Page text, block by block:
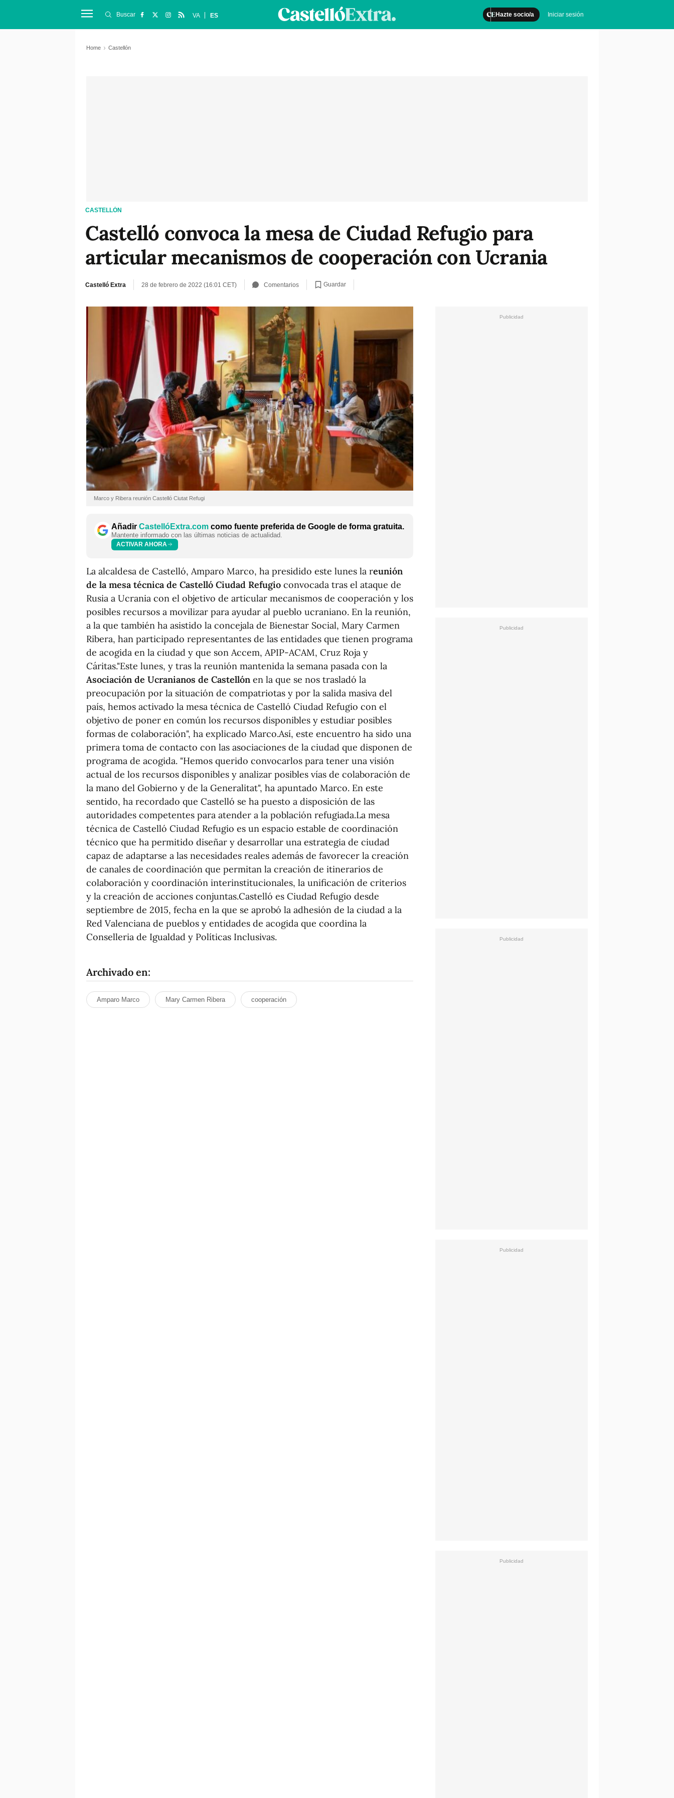
Hazte socio/a Iniciar sesión
Buscar VA ES
Home Castellón
CASTELLÓN
Castelló convoca la mesa de Ciudad Refugio para
articular mecanismos de cooperación con Ucrania
Castelló Extra 28 de febrero de 2022 (16:01 CET) Comentarios Guardar
Marco y Ribera reunión Castelló Ciutat Refugi
Añadir CastellóExtra.com como fuente preferida de Google de forma gratuita.
Mantente informado con las últimas noticias de actualidad.
ACTIVAR AHORA
La alcaldesa de Castelló, Amparo Marco, ha presidido este lunes la reunión
de la mesa técnica de Castelló Ciudad Refugio convocada tras el ataque de
Rusia a Ucrania con el objetivo de articular mecanismos de cooperación y los
posibles recursos a movilizar para ayudar al pueblo ucraniano. En la reunión,
a la que también ha asistido la concejala de Bienestar Social, Mary Carmen
Ribera, han participado representantes de las entidades que tienen programa
de acogida en la ciudad y que son Accem, APIP-ACAM, Cruz Roja y
Cáritas."Este lunes, y tras la reunión mantenida la semana pasada con la
Asociación de Ucranianos de Castellón en la que se nos trasladó la
preocupación por la situación de compatriotas y por la salida masiva del
país, hemos activado la mesa técnica de Castelló Ciudad Refugio con el
objetivo de poner en común los recursos disponibles y estudiar posibles
formas de colaboración", ha explicado Marco.Así, este encuentro ha sido una
primera toma de contacto con las asociaciones de la ciudad que disponen de
programa de acogida. "Hemos querido convocarlos para tener una visión
actual de los recursos disponibles y analizar posibles vías de colaboración de
la mano del Gobierno y de la Generalitat", ha apuntado Marco. En este
sentido, ha recordado que Castelló se ha puesto a disposición de las
autoridades competentes para atender a la población refugiada.La mesa
técnica de Castelló Ciudad Refugio es un espacio estable de coordinación
técnico que ha permitido diseñar y desarrollar una estrategia de ciudad
capaz de adaptarse a las necesidades reales además de favorecer la creación
de canales de coordinación que permitan la creación de itinerarios de
colaboración y coordinación interinstitucionales, la unificación de criterios
y la creación de acciones conjuntas.Castelló es Ciudad Refugio desde
septiembre de 2015, fecha en la que se aprobó la adhesión de la ciudad a la
Red Valenciana de pueblos y entidades de acogida que coordina la
Conselleria de Igualdad y Políticas Inclusivas.
Archivado en:
Amparo Marco Mary Carmen Ribera cooperación